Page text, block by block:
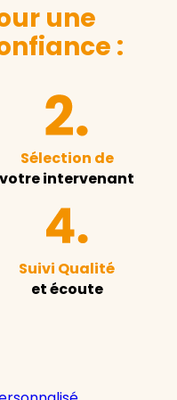
une
:
Sélection de
votre intervenant
Suivi Qualité
et écoute